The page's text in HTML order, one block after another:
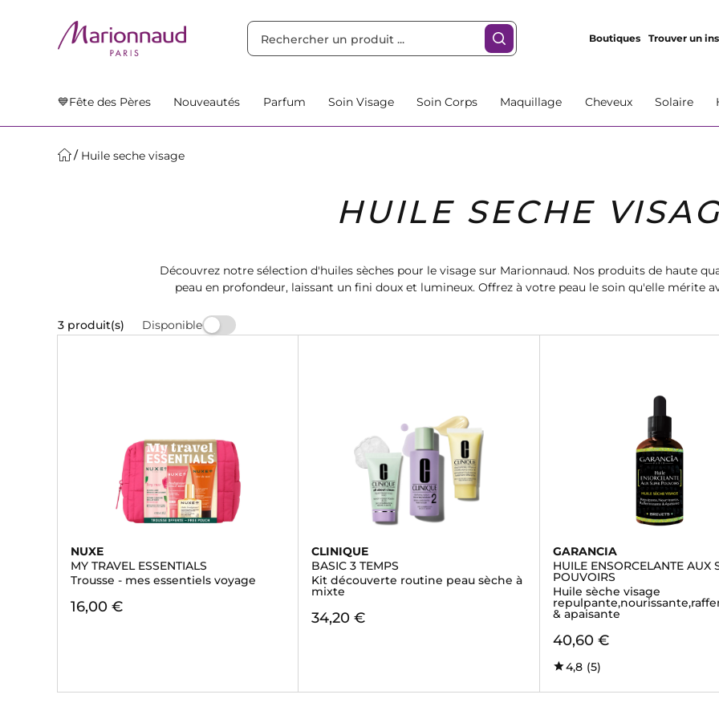
Boutiques Trouver un
💙Fête des Pères Nouveautés Parfum Soin Visage Soin Corps Maquillage Cheveux Solaire
Huile seche visage
HUILE SECHE
Découvrez notre sélection d'huiles sèches pour le visage sur Marionnaud. Nos produits de haute
peau en profondeur, laissant un fini doux et lumineux. Offrez à votre peau le soin qu'elle mérite
3 produit(s) Disponible
NUXE
MY TRAVEL ESSENTIALS
Trousse - mes essentiels voyage
16,00 €
CLINIQUE
BASIC 3 TEMPS
Kit découverte routine peau sèche à
mixte
34,20 €
GARANCIA
HUILE ENSORCELANTE AUX
POUVOIRS
Huile sèche visage
& apaisante
40,60 €
4,8 (5)